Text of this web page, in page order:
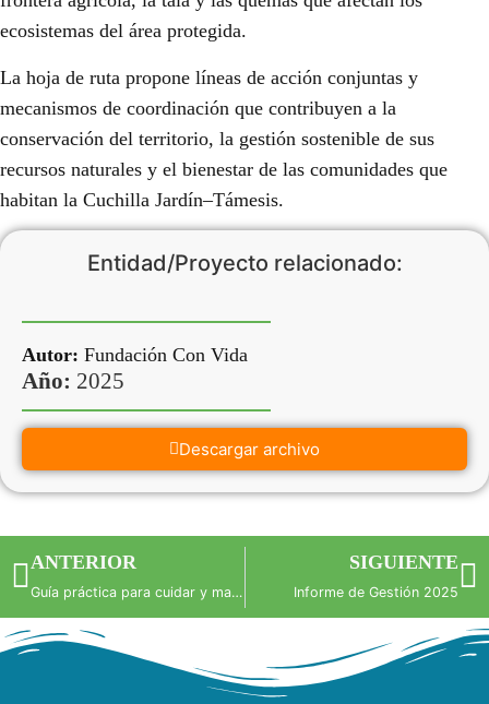
ecosistemas del área protegida.
La hoja de ruta propone líneas de acción conjuntas y
mecanismos de coordinación que contribuyen a la
conservación del territorio, la gestión sostenible de sus
recursos naturales y el bienestar de las comunidades que
habitan la Cuchilla Jardín–Támesis.
Entidad/Proyecto relacionado:
Autor: Fundación Con Vida
Año: 2025
Descargar archivo
ANTERIOR
Guía práctica para cuidar y mantener viva la huerta escolar en los jardines infantiles y preescolares Comfama
SIGUIENTE
Informe de Gestión 2025